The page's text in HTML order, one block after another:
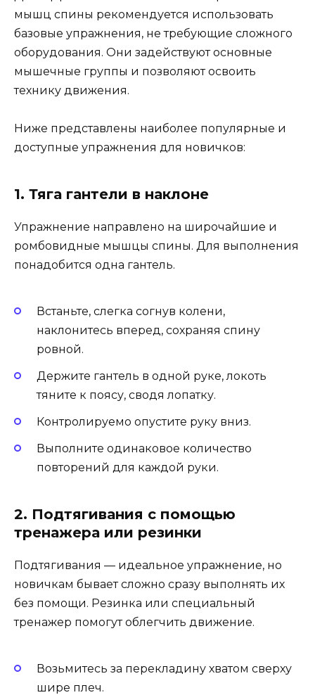
мышц спины рекомендуется использовать
базовые упражнения, не требующие сложного
оборудования. Они задействуют основные
мышечные группы и позволяют освоить
технику движения.
Ниже представлены наиболее популярные и
доступные упражнения для новичков:
1. Тяга гантели в наклоне
Упражнение направлено на широчайшие и
ромбовидные мышцы спины. Для выполнения
понадобится одна гантель.
Встаньте, слегка согнув колени,
наклонитесь вперед, сохраняя спину
ровной.
Держите гантель в одной руке, локоть
тяните к поясу, сводя лопатку.
Контролируемо опустите руку вниз.
Выполните одинаковое количество
повторений для каждой руки.
2. Подтягивания с помощью
тренажера или резинки
Подтягивания — идеальное упражнение, но
новичкам бывает сложно сразу выполнять их
без помощи. Резинка или специальный
тренажер помогут облегчить движение.
Возьмитесь за перекладину хватом сверху
шире плеч.